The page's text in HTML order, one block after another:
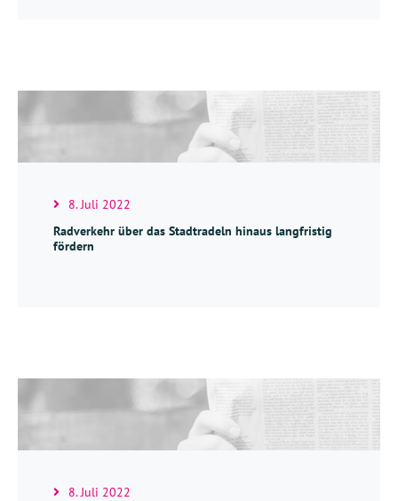
8. Juli 2022
Radverkehr über das Stadtradeln hinaus langfristig
fördern
8. Juli 2022